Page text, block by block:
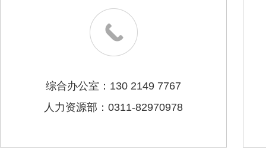
综合办公室：130 2149 7767
人力资源部：0311-82970978